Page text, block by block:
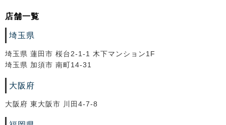
店舗一覧
埼玉県
埼玉県 蓮田市 桜台2-1-1 木下マンション1F
埼玉県 加須市 南町14-31
大阪府
大阪府 東大阪市 川田4-7-8